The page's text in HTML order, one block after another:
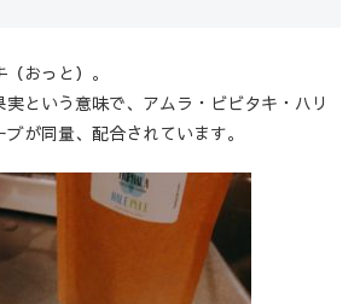
（おっと）。
実という意味で、アムラ・ビビタキ・ハリ
が同量、配合されています。